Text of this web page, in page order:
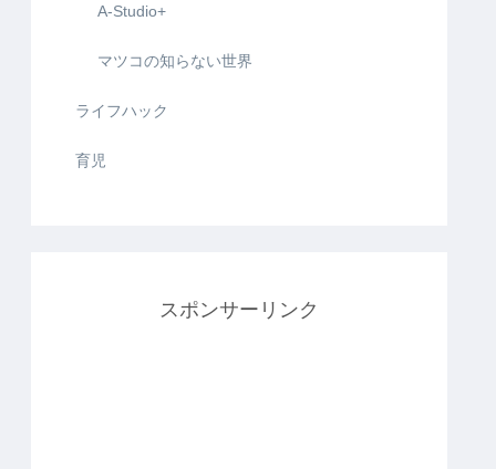
A-Studio+
マツコの知らない世界
ライフハック
育児
スポンサーリンク